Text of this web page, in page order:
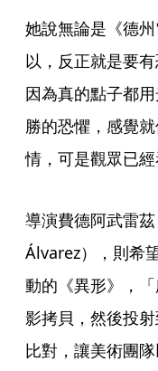
她說無論是《德
以，反正就是要
因為真的點子都
勝的恐懼，感覺
情，可是觀眾已經
導演費德阿武雷
Álvarez），則希
動的《異形》，
影拷貝，然後投
比對，讓美術團